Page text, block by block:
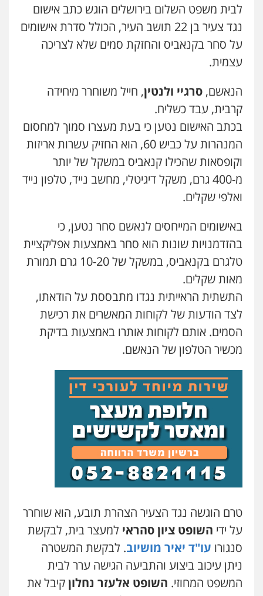
עו"ד יאיר בן סימון
אזרחי
0505719060
עו"ד נס בן נתן
פלילי
0505555110
עו"ד דניאל דרוביצקי
פלילי משפחה צבאי
0526409925
עו"ד משה פלמור
פלילי כלכלי צווארון לבן עורכי דין לענייני
אסירים
0549732303
עו"ד עמית רוזנצויג
משפט פלילי דיני תעבורה
0532700200
עו"ד אור בן שאנן
פלילי מעצרים וחקירות
0549199449
עו"ד מוחמד רחאל
פלילי פשיעה חמורה צווארון לבן
מעצרים וחקירות
0502228917
בר ציון – אוזן משרד עורכי דין
חמורה
עו"ד מוחמד סביחאת
פלילי תעבורה פשיעה כלכלית
0525077716
לבית משפט השלום בירושלים הוגש כתב אישום
נגד צעיר בן 22 תושב העיר, הכולל סדרת אישומים
על סחר בקנאביס והחזקת סמים שלא לצריכה
עצמית.
הנאשם, סרגיי ולנטין, חייל משוחרר מיחידה
קרבית, עבד כשליח.
בכתב האישום נטען כי בעת מעצרו סמוך למחסום
המנהרות על כביש 60, הוא החזיק עשרות אריזות
וקופסאות שהכילו קנאביס במשקל של יותר
מ-400 גרם, משקל דיגיטלי, מחשב נייד, טלפון נייד
ואלפי שקלים.
באישומים המייחסים לנאשם סחר נטען, כי
בהזדמנויות שונות הוא סחר באמצעות אפליקציית
טלגרם בקנאביס, במשקל של 10-20 גרם תמורת
מאות שקלים.
התשתית הראייתית נגדו מתבססת על הודאתו,
לצד הודעות של לקוחות המאשרים את רכישת
הסמים. אותם לקוחות אותרו באמצעות בדיקת
מכשיר הטלפון של הנאשם.
טרם הוגשה נגד הצעיר הצהרת תובע, הוא שוחרר
על ידי השופט ציון סהראי למעצר בית, לבקשת
סנגורו עו"ד יאיר מושיוב. לבקשת המשטרה
ניתן עיכוב ביצוע והתביעה הגישה ערר לבית
המשפט המחוזי. השופט אלעזר נחלוןקיבל את